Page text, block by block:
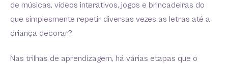
de músicas, vídeos interativos, jogos e brincadeiras do
que simplesmente repetir diversas vezes as letras até a
criança decorar?
Nas trilhas de aprendizagem, há várias etapas que o